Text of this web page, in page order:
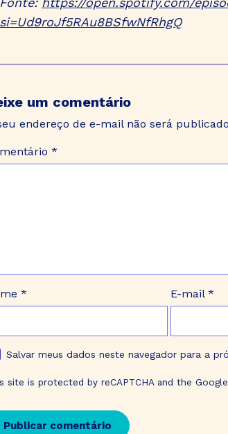
si=Ud9roJf5RAu8BSfwNfRhgQ
um comentário
endereço de e-mail não será
*
* E-mail *
Salvar meus dados neste navegador para a
site is protected by reCAPTCHA and the Google